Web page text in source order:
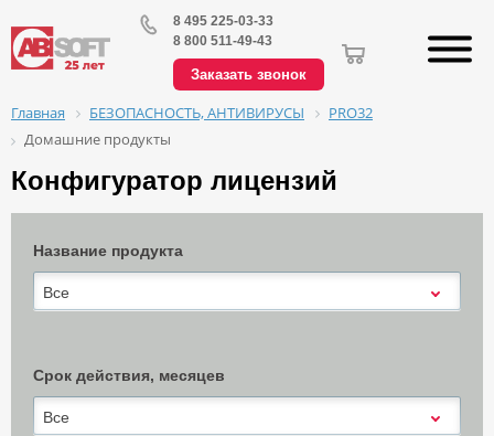
8 495 225-03-33
8 800 511-49-43
Заказать звонок
Главная БЕЗОПАСНОСТЬ, АНТИВИРУСЫ
PRO32
Домашние продукты
Конфигуратор лицензий
Название продукта
Все
Срок действия, месяцев
Все